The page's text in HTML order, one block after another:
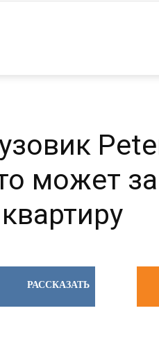
может
РАССКАЗАТЬ